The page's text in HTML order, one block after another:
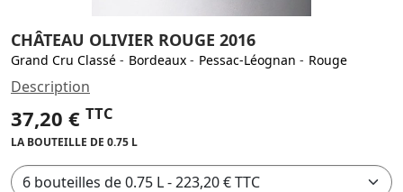
CHÂTEAU OLIVIER ROUGE 2016
Grand Cru Classé - Bordeaux - Pessac-Léognan - Rouge
Description
37,20 € TTC
LA BOUTEILLE DE 0.75 L